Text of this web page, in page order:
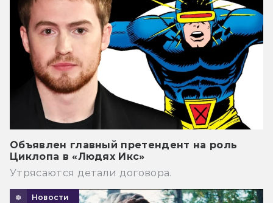
Объявлен главный претендент на роль
Циклопа в «Людях Икс»
Утрясаются детали договора.
Новости